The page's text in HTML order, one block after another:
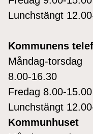
Lunchstängt
Kommunens
Måndag-torsdag
8.00-16.30
Fredag 8.00-15.00
Lunchstängt
Kommunhuset